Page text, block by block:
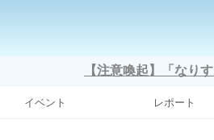
【注意喚起】「なり
イベント レポート